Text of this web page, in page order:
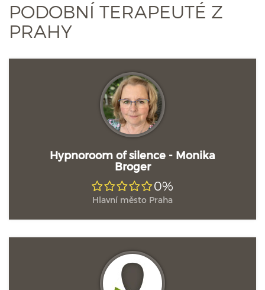
PODOBNÍ TERAPEUTÉ Z
PRAHY
Hypnoroom of silence - Monika
Broger
0%
Hlavní město Praha